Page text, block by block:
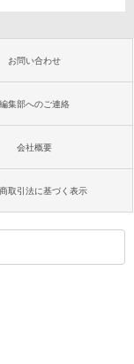
お問い合わせ
編集部へのご連絡
会社概要
取引法に基づく表示